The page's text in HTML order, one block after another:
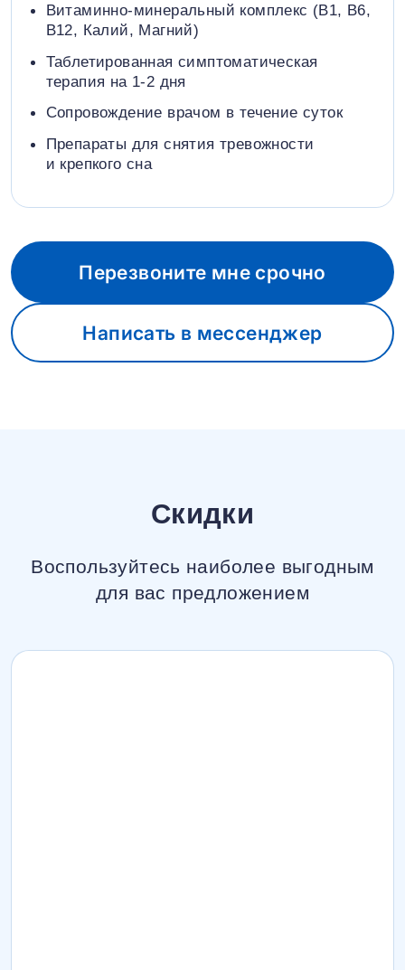
Витаминно-минеральный комплекс (B1, B6,
В12, Калий, Магний)
Таблетированная симптоматическая
терапия на 1-2 дня
Сопровождение врачом в течение суток
Препараты для снятия тревожности
и крепкого сна
Перезвоните мне срочно
Написать в мессенджер
Скидки
Воспользуйтесь наиболее выгодным
для вас предложением